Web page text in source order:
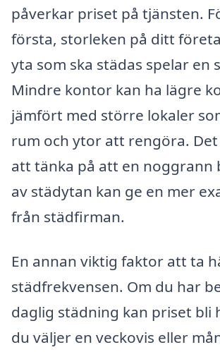
påverkar priset på tjänsten.
första, storleken på ditt
yta som ska städas spelar en
Mindre kontor kan ha lägre
jämfört med större lokaler
rum och ytor att rengöra.
att tänka på att en noggrann
av städytan kan ge en mer
från städfirman.
En annan viktig faktor att ta
städfrekvensen. Om du har
daglig städning kan priset bli
du väljer en veckovis eller